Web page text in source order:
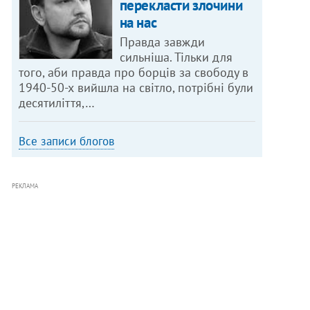
перекласти злочини
на нас
Правда завжди
сильніша. Тільки для
того, аби правда про борців за свободу в
1940-50-х вийшла на світло, потрібні були
десятиліття,…
Все записи блогов
РЕКЛАМА